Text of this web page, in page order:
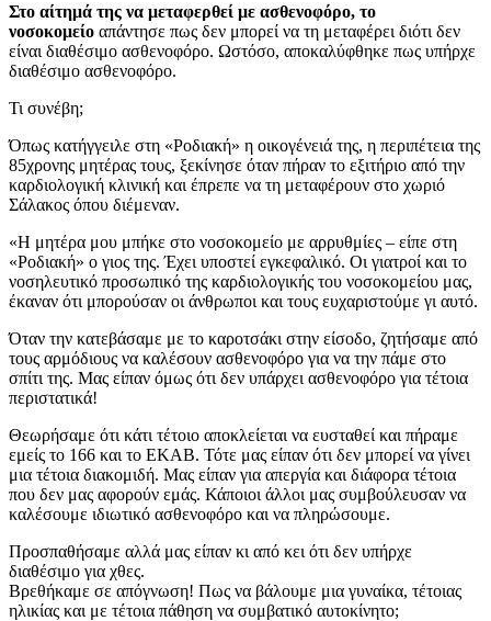
Στο αίτημά της να μεταφερθεί με ασθενοφόρο, το
νοσοκομείο απάντησε πως δεν μπορεί να τη μεταφέρει διότι δεν
είναι διαθέσιμο ασθενοφόρο. Ωστόσο, αποκαλύφθηκε πως υπήρχε
διαθέσιμο ασθενοφόρο.
Τι συνέβη;
Όπως κατήγγειλε στη «Ροδιακή» η οικογένειά της, η περιπέτεια της
85χρονης μητέρας τους, ξεκίνησε όταν πήραν το εξιτήριο από την
καρδιολογική κλινική και έπρεπε να τη μεταφέρουν στο χωριό
Σάλακος όπου διέμεναν.
«Η μητέρα μου μπήκε στο νοσοκομείο με αρρυθμίες – είπε στη
«Ροδιακή» ο γιος της. Έχει υποστεί εγκεφαλικό. Οι γιατροί και το
νοσηλευτικό προσωπικό της καρδιολογικής του νοσοκομείου μας,
έκαναν ότι μπορούσαν οι άνθρωποι και τους ευχαριστούμε γι αυτό.
Όταν την κατεβάσαμε με το καροτσάκι στην είσοδο, ζητήσαμε από
τους αρμόδιους να καλέσουν ασθενοφόρο για να την πάμε στο
σπίτι της. Μας είπαν όμως ότι δεν υπάρχει ασθενοφόρο για τέτοια
περιστατικά!
Θεωρήσαμε ότι κάτι τέτοιο αποκλείεται να ευσταθεί και πήραμε
εμείς το 166 και το ΕΚΑΒ. Τότε μας είπαν ότι δεν μπορεί να γίνει
μια τέτοια διακομιδή. Μας είπαν για απεργία και διάφορα τέτοια
που δεν μας αφορούν εμάς. Κάποιοι άλλοι μας συμβούλευσαν να
καλέσουμε ιδιωτικό ασθενοφόρο και να πληρώσουμε.
Προσπαθήσαμε αλλά μας είπαν κι από κει ότι δεν υπήρχε
διαθέσιμο για χθες.
Βρεθήκαμε σε απόγνωση! Πως να βάλουμε μια γυναίκα, τέτοιας
ηλικίας και με τέτοια πάθηση να συμβατικό αυτοκίνητο;